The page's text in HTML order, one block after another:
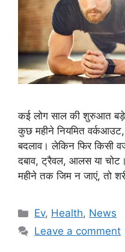
कई लोग साल की शुरुआत
कुछ महीने नियमित
बदलाव। लेकिन फिर किसी
दबाव, ट्रैवल, आलस या
महीने तक जिम न जाएं, तो
Categories
Ev, Health, News
Leave a comment